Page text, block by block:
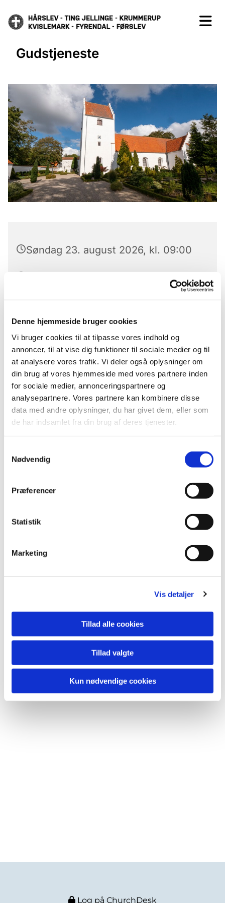
Denne hjemmeside bruger cookies
Vi bruger cookies til at tilpasse vores indhold og
annoncer, til at vise dig funktioner til sociale medier og til
at analysere vores trafik. Vi deler også oplysninger om
din brug af vores hjemmeside med vores partnere inden
for sociale medier, annonceringspartnere og
analysepartnere. Vores partnere kan kombinere disse
data med andre oplysninger, du har givet dem, eller som
de har indsamlet fra din brug af deres tjenester.
Nødvendig
Præferencer
Statistik
Marketing
Vis detaljer
Tillad alle cookies
Tillad valgte
Kun nødvendige cookies
Gudstjeneste
Søndag 23. august 2026, kl. 09:00
Fyrendal kirke, Fyrendalvej 16, 4262
Jens Lund Andersen
Du vil måske også kunne
Log på ChurchDesk